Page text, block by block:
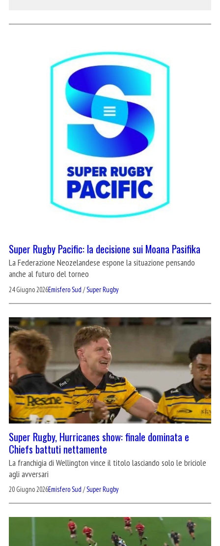
Super Rugby Pacific: la decisione sui Moana Pasifika
La Federazione Neozelandese espone la situazione pensando
anche al futuro del torneo
24 Giugno 2026Emisfero Sud /Super Rugby
Super Rugby, Hurricanes show: finale dominata e
Chiefs battuti nettamente
La franchigia di Wellington vince il titolo lasciando solo le briciole
agli avversari
20 Giugno 2026Emisfero Sud /Super Rugby